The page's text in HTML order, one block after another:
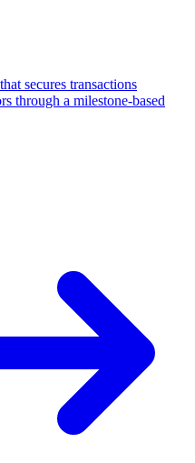
secures transactions
through a milestone-based